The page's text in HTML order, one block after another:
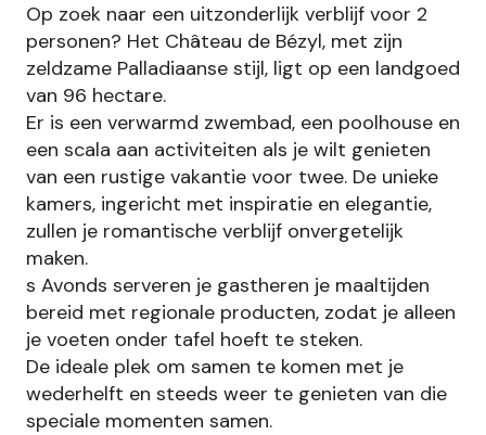
Op zoek naar een uitzonderlijk verblijf voor 2
personen? Het Château de Bézyl, met zijn
zeldzame Palladiaanse stijl, ligt op een landgoed
van 96 hectare.
Er is een verwarmd zwembad, een poolhouse en
een scala aan activiteiten als je wilt genieten
van een rustige vakantie voor twee. De unieke
kamers, ingericht met inspiratie en elegantie,
zullen je romantische verblijf onvergetelijk
maken.
s Avonds serveren je gastheren je maaltijden
bereid met regionale producten, zodat je alleen
je voeten onder tafel hoeft te steken.
De ideale plek om samen te komen met je
wederhelft en steeds weer te genieten van die
speciale momenten samen.